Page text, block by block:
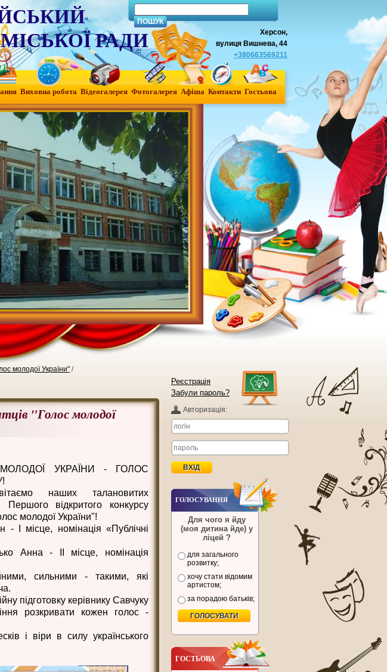
РАДИ
Херсон,
вулиця Вишнева, 44
+380663569211
Виховна робота Вiдеогалерея Фотогалерея Афiша Контакти Гостьова
молодої України" /
"Голос молодої
УКРАЇНИ - ГОЛОС
наших талановитих
Першого відкритого конкурсу
молодої України"!
- І місце, номінація «Публічні
Анна - ІІ місце, номінація
сильними - такими, які
підготовку керівнику Савчуку
розкривати кожен голос -
і віри в силу українського
Реєстрація
Забули пароль?
Авторизацiя:
ГОЛОСУВАННЯ
Для чого я йду
(моя дитина йде) у
ліцей ?
для загального
розвитку;
хочу стати відомим
артистом;
за порадою батьків;
ГОСТЬОВА